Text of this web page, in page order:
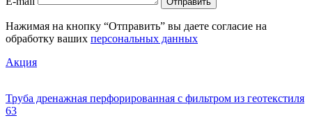
Нажимая на кнопку “Отправить” вы даете согласие на
обработку ваших персональных данных
Акция
Труба дренажная перфорированная с фильтром из геотекстиля
63